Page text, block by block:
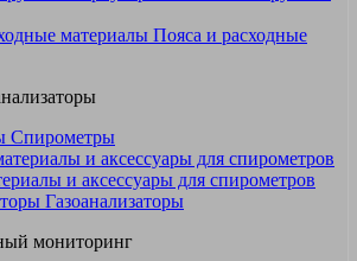
Пояса и расходные
Спирометры
и аксессуары для спирометров
Газоанализаторы
мониторинг